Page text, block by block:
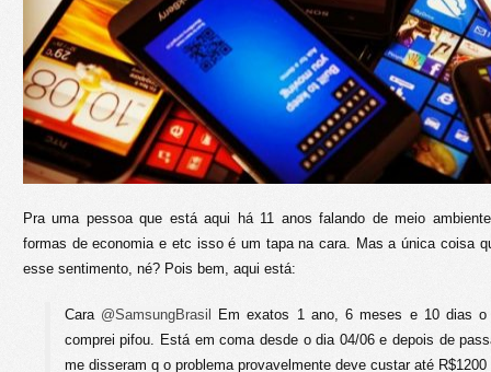
Pra uma pessoa que está aqui há 11 anos falando de meio
formas de economia e etc isso é um tapa na cara. Mas a única coisa
esse sentimento, né? Pois bem, aqui está:
Cara @SamsungBrasil
Em exatos 1 ano, 6 meses e 10 dias
comprei pifou. Está em coma desde o dia 04/06 e depois de
me disseram q o problema provavelmente deve custar até